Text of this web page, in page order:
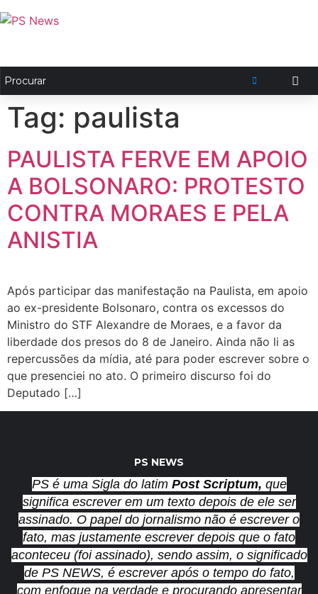
Tag: paulista
PAULISTA FERVE EM APOIO
A BOLSONARO: PROTESTO
CONTRA MORAES E PELA
ANISTIA
Após participar das manifestação na Paulista, em apoio
ao ex-presidente Bolsonaro, contra os excessos do
Ministro do STF Alexandre de Moraes, e a favor da
liberdade dos presos do 8 de Janeiro. Ainda não li as
repercussões da mídia, até para poder escrever sobre o
que presenciei no ato. O primeiro discurso foi do
Deputado […]
PS NEWS
PS é uma Sigla do latim Post Scriptum, que
significa escrever em um texto depois de ele ser
assinado. O papel do jornalismo não é escrever o
fato, mas justamente escrever depois que o fato
aconteceu (foi assinado), sendo assim, o significado
de PS NEWS, é escrever após o tempo do fato,
com enfoque na verdade e procurando apresentar